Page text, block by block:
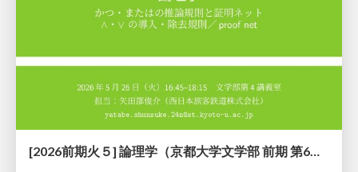
[2026前期火５] 論理学（京都大学文学部 前期 第6回）「かつとまたはの規則」